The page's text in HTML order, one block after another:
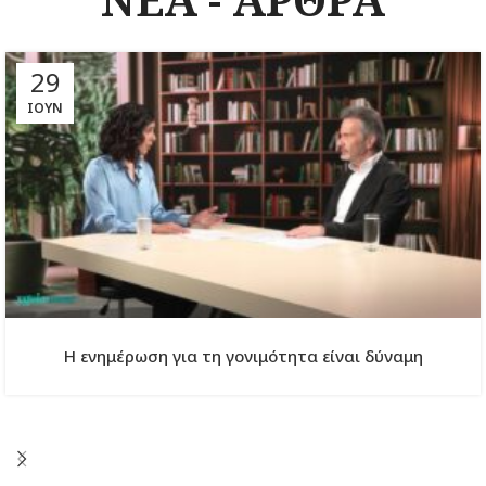
29
ΙΟΎΝ
Η ενημέρωση για τη γονιμότητα είναι δύναμη